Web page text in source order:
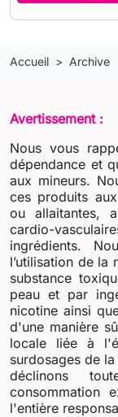
Accueil Archive
Avertissement :
Nous vous
dépendance et
aux mineurs.
ces produits
ou allaitantes,
cardio-
ingrédients.
l’utilisation de la
substance
peau et par
nicotine ainsi
d'une manière
locale liée à
surdosages de
déclinons
consommation
l'entière